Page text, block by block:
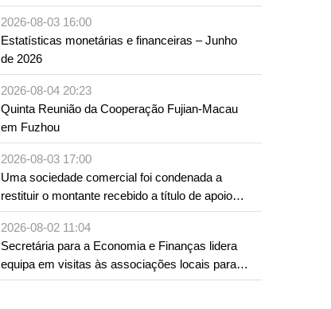
18 anos
2026-08-03 16:00
Estatísticas monetárias e financeiras – Junho
de 2026
2026-08-04 20:23
Quinta Reunião da Cooperação Fujian-Macau
em Fuzhou
2026-08-03 17:00
Uma sociedade comercial foi condenada a
restituir o montante recebido a título de apoio
pecuniário para combater a epidemia de 2022,
por não ter sido provado que reunia os
requisitos para a sua atribuição
2026-08-02 11:04
Secretária para a Economia e Finanças lidera
equipa em visitas às associações locais para
consolidar consensos e promover os trabalhos